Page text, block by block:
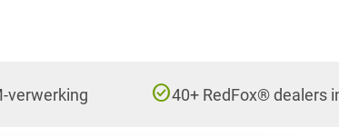
verwerking check_circle40+ RedFox® dealers